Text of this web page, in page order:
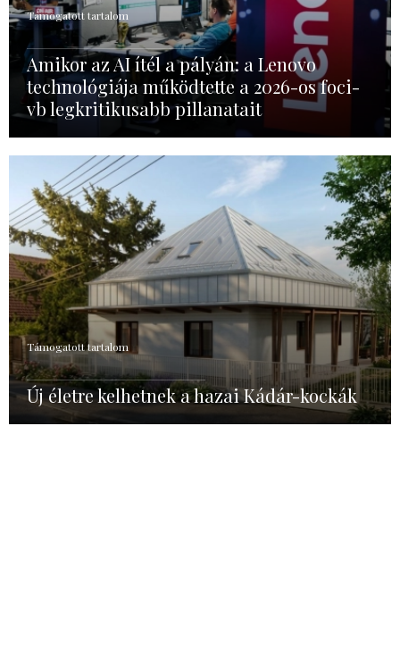
Támogatott tartalom
Amikor az AI ítél a pályán: a Lenovo
technológiája működtette a 2026-os foci-
vb legkritikusabb pillanatait
Támogatott tartalom
Új életre kelhetnek a hazai Kádár-kockák